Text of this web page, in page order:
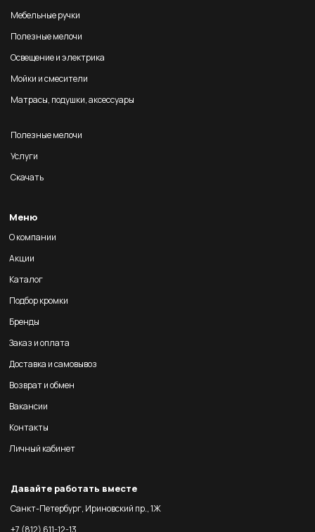
Мебельные ручки
Полезные мелочи
Освещение и электрика
Мойки и смесители
Матрасы, подушки, аксессуары
Полезные мелочи
Услуги
Скачать
Меню
О компании
Акции
Каталог
Подбор кромки
Бренды
Заказ и оплата
Доставка и самовывоз
Возврат и обмен
Вакансии
Контакты
Личный кабинет
Давайте работать вместе
Санкт-Петербург, Ириновский пр., 1Ж
+7 (812) 611-12-13